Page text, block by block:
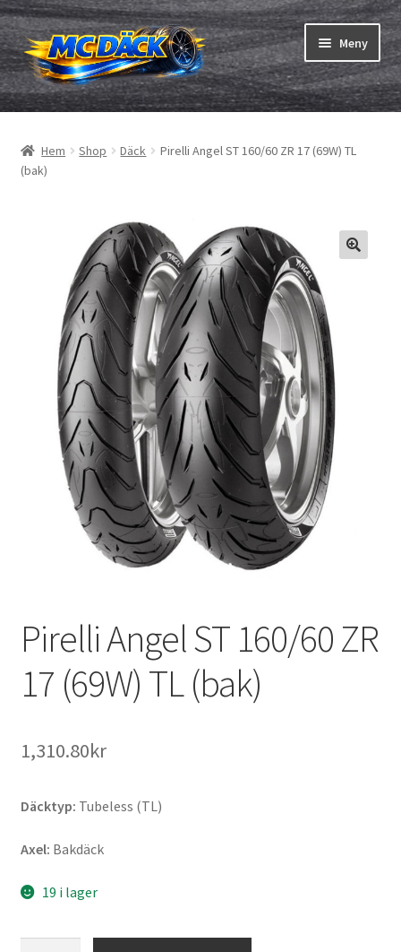
Hoppa
till
navigering
Hoppa
till
innehåll
Meny
Däck
Slangar & fälgband
Däcktest
Märken
Om oss
Hem Shop Däck
Pirelli Angel ST 160/60 ZR 17 (69W) TL
(bak)
Pirelli Angel ST 160/60 ZR
17 (69W) TL (bak)
1,310.80kr
Däcktyp: Tubeless (TL)
Axel: Bakdäck
19 i lager